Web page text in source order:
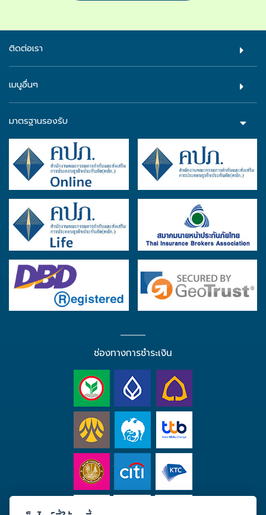
ติดต่อเรา
เมนูอื่นๆ
มาตรฐานรองรับ
ช่องทางการชำระเงิน